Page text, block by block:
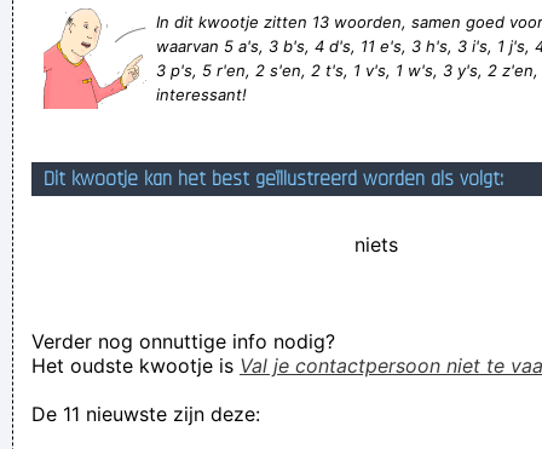
En dan is het voor ons leuk wanneer die mensen eens komen
aankakken (minstens na 10 uur smorgens) en hun handdoek
Komt ook niks zinnigs uit geloof ik
Geej se lèllike voel hod!
In dit kwootje zitten 13 woorden, samen goed
waarvan 5 a's, 3 b's, 4 d's, 11 e's, 3 h's, 3 i's, 1 j's,
3 p's, 5 r'en, 2 s'en, 2 t's, 1 v's, 1 w's, 3 y's, 2
interessant!
Dit kwootje kan het best geïllustreerd worden als volgt:
niets
Verder nog onnuttige info nodig?
Het oudste kwootje is Val je contactpersoon niet te
De 11 nieuwste zijn deze: